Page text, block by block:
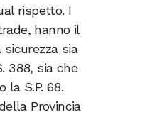
rispetto. I
hanno il
sia
388, sia che
la S.P. 68.
Provincia